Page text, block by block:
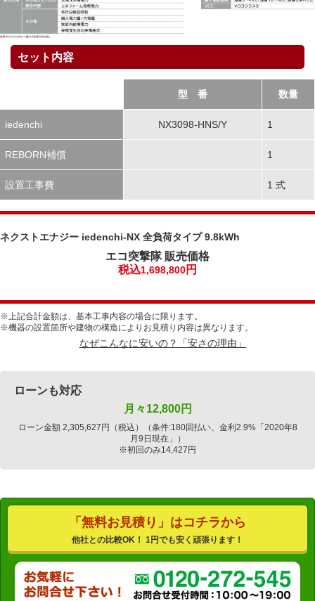
セット内容
型 番 数量
iedenchi NX3098-HNS/Y 1
REBORN補償 1
設置工事費 1 式
ネクストエナジー iedenchi-NX 全負荷タイプ 9.8kWh
エコ突撃隊販売価格
税込1,698,800円
※上記合計金額は、基本工事内容の場合に限ります。
※機器の設置箇所や建物の構造によりお見積り内容は異なります。
なぜこんなに安いの？「安さの理由」
ローンも対応
月々12,800円
ローン金額 2,305,627円（税込）（条件:180回払い、金利2.9%「2020年8
月9日現在」）
※初回のみ14,427円
「無料お見積り」はコチラから
他社との比較OK！ 1円でも安く頑張ります！